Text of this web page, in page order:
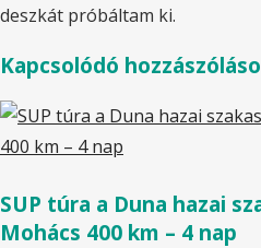
deszkát próbáltam ki.
Kapcsolódó
SUP túra a Duna hazai
Mohács 400 km – 4 nap